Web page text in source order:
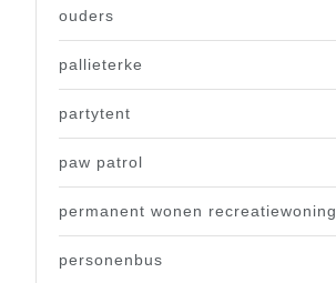
ouders
pallieterke
partytent
paw patrol
permanent wonen recreatiewoning
personenbus